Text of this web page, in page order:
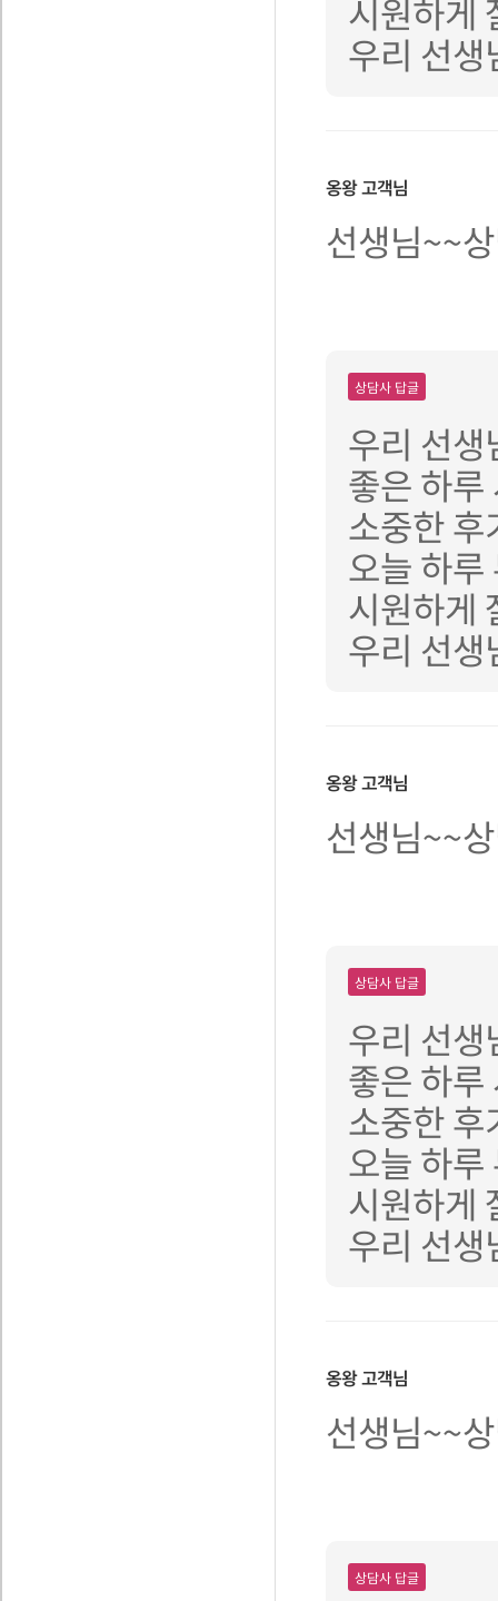
시원하게
우리 선
옹왕고객님
선생님~~
상담사 답글
우리 선
좋은 하
소중한
오늘 하
시원하게
우리 선
옹왕고객님
선생님~~
상담사 답글
우리 선
좋은 하
소중한
오늘 하
시원하게
우리 선
옹왕고객님
선생님~~
상담사 답글